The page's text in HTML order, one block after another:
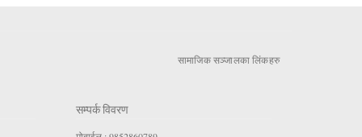
सामाजिक सञ्जालका लिंकहरु
सम्पर्क विवरण